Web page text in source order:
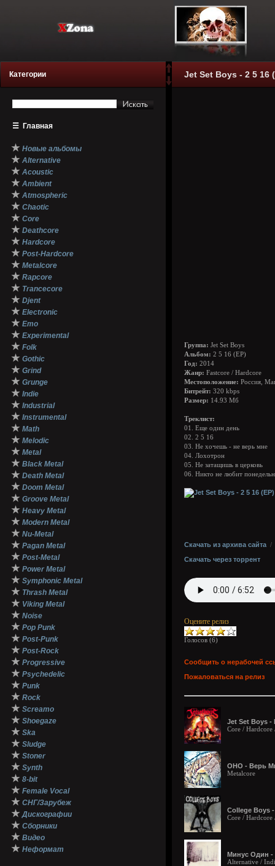
Категории
☰ Главная
★ Новые альбомы
★ Alternative
★ Acoustic
★ Ambient
★ Atmospheric
★ Chaotic
★ Core
★ Deathcore
★ Hardcore
★ Post-Hardcore
★ Metalcore
★ Rapcore
★ Trancecore
★ Djent
★ Electronic
★ Emo
★ Experimental
★ Folk
★ Gothic
★ Grind
★ Grunge
★ Indie
★ Industrial
★ Instrumental
★ Math
★ Melodic
★ Metal
★ Black Metal
★ Death Metal
★ Doom Metal
★ Groove Metal
★ Heavy Metal
★ Modern Metal
★ Nu-Metal
★ Pagan Metal
★ Post-Metal
★ Power Metal
★ Symphonic Metal
★ Thrash Metal
★ Viking Metal
★ Noise
★ Pop Punk
★ Post-Punk
★ Post-Rock
★ Progressive
★ Psychedelic
★ Punk
★ Rock
★ Screamo
★ Shoegaze
★ Ska
★ Sludge
★ Stoner
★ Synth
★ 8-bit
★ Female Vocal
★ СНГ/Зарубеж
★ Дискографии
★ Сборники
★ Видео
★ Неформат
Jet Set Boys - 2 5 16
Группа: Jet Set Boys
Альбом: 2 5 16 (EP)
Год: 2014
Жанр: Fastcore / Hardcore
Местоположение: Россия,
Битрейт: 320 kbps
Размер: 14.93 Мб
Треклист:
01. Еще один день
02. 2 5 16
03. Не хочешь - не верь мне
04. Лохотрон
05. Не затащишь в церковь
06. Никто не любит
Скачать из архива сайта /
Скачать через торрент
Оцените релиз
Голосов (6)
Сообщить о нерабочей
Пожаловаться на релиз
Jet Set Boys -
Core / Hardcore
ОНО - Верь
Metalcore
College Boys
Core / Hardcore
Минус Один -
Alternative /